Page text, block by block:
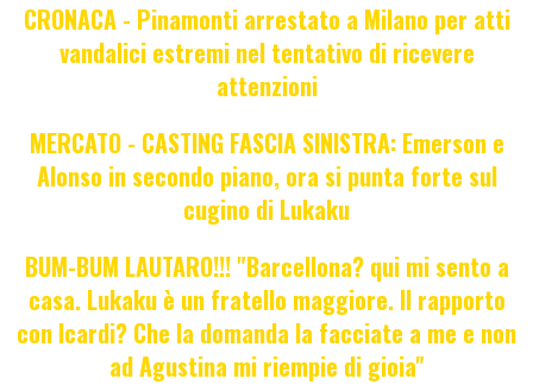
CRONACA - Pinamonti arrestato a Milano per atti
vandalici estremi nel tentativo di ricevere
attenzioni
MERCATO - CASTING FASCIA SINISTRA: Emerson e
Alonso in secondo piano, ora si punta forte sul
cugino di Lukaku
BUM-BUM LAUTARO!!! "Barcellona? qui mi sento a
casa. Lukaku è un fratello maggiore. Il rapporto
con Icardi? Che la domanda la facciate a me e non
ad Agustina mi riempie di gioia"